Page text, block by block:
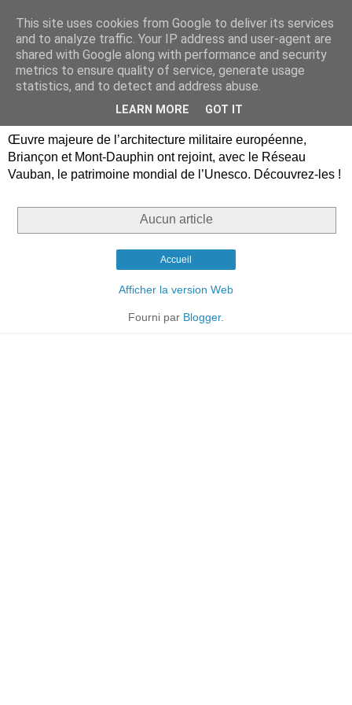
Briançon, Mont-Dauphin,
Vauban Unesco Hautes-
Œuvre majeure de l’architecture militaire européenne,
Briançon et Mont-Dauphin ont rejoint, avec le Réseau
Vauban, le patrimoine mondial de l’Unesco. Découvrez-les !
Aucun article
Accueil
Afficher la version Web
Fourni par Blogger.
This site uses cookies from Google to deliver its services
and to analyze traffic. Your IP address and user-agent are
shared with Google along with performance and security
metrics to ensure quality of service, generate usage
statistics, and to detect and address abuse.
LEARN MORE GOT IT